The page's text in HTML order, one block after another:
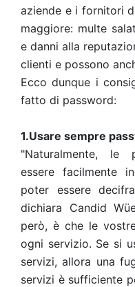
aziende e i fornitori
maggiore: multe
e danni alla
clienti e possono
Ecco dunque i
fatto di password:
1.Usare sempre
"Naturalmente, le
essere facilmente
poter essere
dichiara Candid
però, è che le
ogni servizio. Se si
servizi, allora una
servizi è sufficiente